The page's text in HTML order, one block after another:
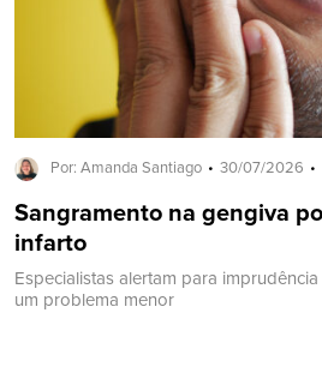
Por: Amanda Santiago 30/07/2026
Sangramento na gengiva
infarto
Especialistas alertam para
um problema menor